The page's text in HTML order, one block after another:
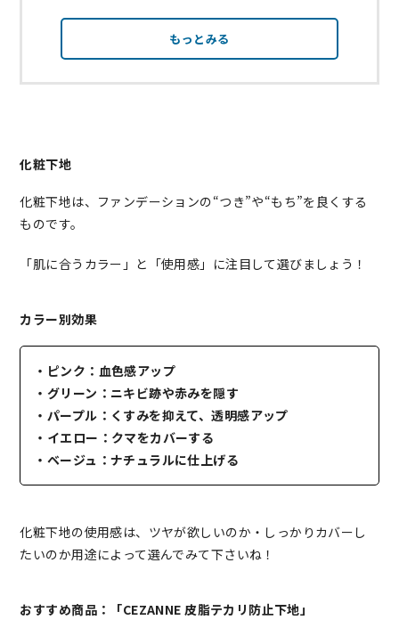
もっとみる
化粧下地
化粧下地は、ファンデーションの“つき”や“もち”を良くする
ものです。
「肌に合うカラー」と「使用感」に注目して選びましょう！
カラー別効果
・ピンク：血色感アップ
・グリーン：ニキビ跡や赤みを隠す
・パープル：くすみを抑えて、透明感アップ
・イエロー：クマをカバーする
・ベージュ：ナチュラルに仕上げる
化粧下地の使用感は、ツヤが欲しいのか・しっかりカバーし
たいのか用途によって選んでみて下さいね！
おすすめ商品：「CEZANNE 皮脂テカリ防止下地」